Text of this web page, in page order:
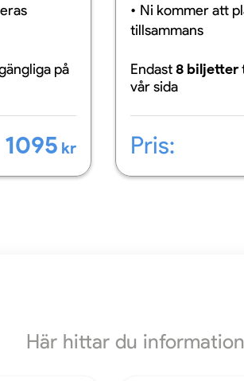
på
1095 kr
Ni kommer att
tillsammans
Endast8 biljetter
vår sida
Pris:
Här hittar du